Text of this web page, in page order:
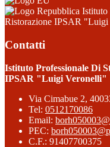
Istituto
Ristorazione IPSAR
Contatti
Istituto Professionale Di
IPSAR "Luigi Veronelli"
Via Cimabue 2,
Tel: 0512170086
Email:
PEC:
C.F.: 91407700375